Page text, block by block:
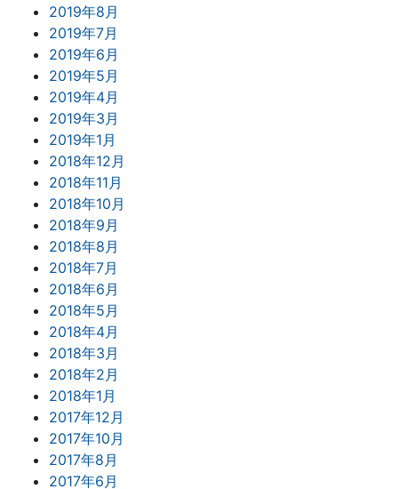
2019年8月
2019年7月
2019年6月
2019年5月
2019年4月
2019年3月
2019年1月
2018年12月
2018年11月
2018年10月
2018年9月
2018年8月
2018年7月
2018年6月
2018年5月
2018年4月
2018年3月
2018年2月
2018年1月
2017年12月
2017年10月
2017年8月
2017年6月